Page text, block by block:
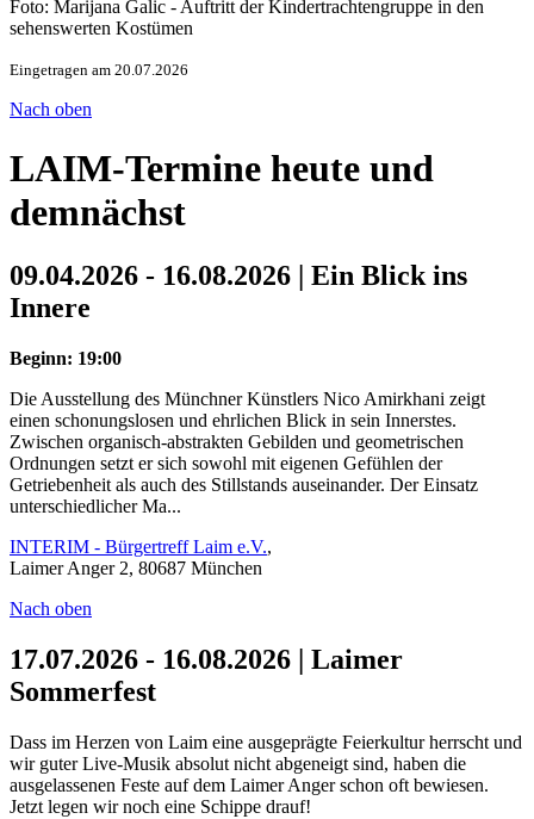
Foto: Marijana Galic - Auftritt der Kindertrachtengruppe in den
sehenswerten Kostümen
Eingetragen am 20.07.2026
Nach oben
LAIM-Termine heute und
demnächst
09.04.2026 - 16.08.2026 | Ein Blick ins
Innere
Beginn: 19:00
Die Ausstellung des Münchner Künstlers Nico Amirkhani zeigt
einen schonungslosen und ehrlichen Blick in sein Innerstes.
Zwischen organisch-abstrakten Gebilden und geometrischen
Ordnungen setzt er sich sowohl mit eigenen Gefühlen der
Getriebenheit als auch des Stillstands auseinander. Der Einsatz
unterschiedlicher Ma...
INTERIM - Bürgertreff Laim e.V.,
Laimer Anger 2, 80687 München
Nach oben
17.07.2026 - 16.08.2026 | Laimer
Sommerfest
Dass im Herzen von Laim eine ausgeprägte Feierkultur herrscht und
wir guter Live-Musik absolut nicht abgeneigt sind, haben die
ausgelassenen Feste auf dem Laimer Anger schon oft bewiesen.
Jetzt legen wir noch eine Schippe drauf!